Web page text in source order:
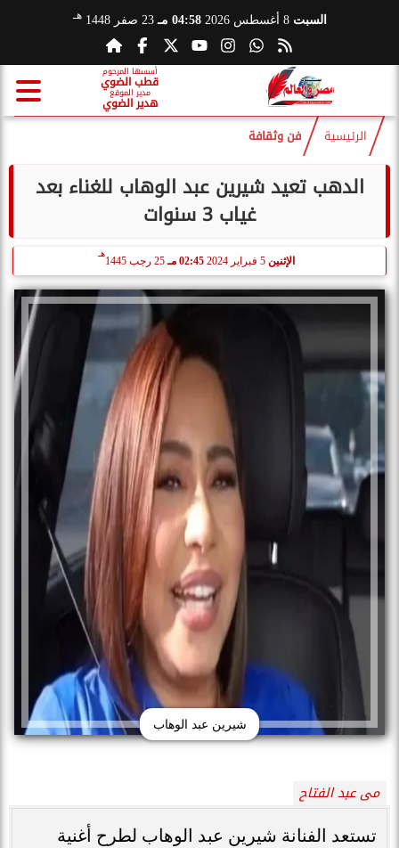
السبت 8 أغسطس 2026 04:58 مـ 23 صفر 1448 هـ
أسسها المرحوم
قطب الضوي
مدير الموقع
هدير الضوي
الرئيسية فن وثقافة
الدهب تعيد شيرين عبد الوهاب للغناء بعد
غياب 3 سنوات
الإثنين 5 فبراير 2024 02:45 مـ 25 رجب 1445
هـ
شيرين عبد الوهاب
مى عبد الفتاح
تستعد الفنانة شيرين عبد الوهاب لطرح أغنية